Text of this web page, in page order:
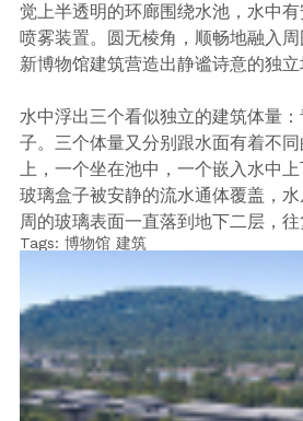
觉上半透明的环廊围绕水池，水中
喷雾装置。圆无棱角，顺畅地融入
新博物馆建筑营造出静谧诗意的独立
水中浮出三个看似独立的建筑体量
子。三个体量又分别跟水面有着不
上，一个坐在池中，一个嵌入水中
玻璃盒子被安静的流水通体覆盖，
周的玻璃表面一直落到地下二层，往
Tags: 博物馆 建筑